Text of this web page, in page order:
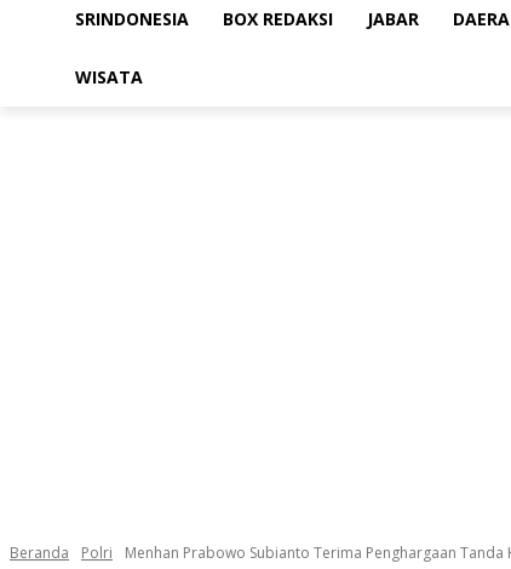
SRINDONESIA BOX REDAKSI JABAR
WISATA
Beranda Polri Menhan Prabowo Subianto Terima Penghargaan